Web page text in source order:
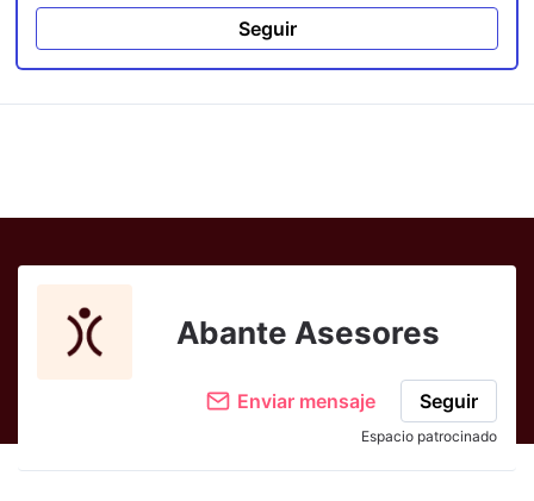
Seguir
Abante Asesores
Enviar mensaje Seguir
Espacio patrocinado